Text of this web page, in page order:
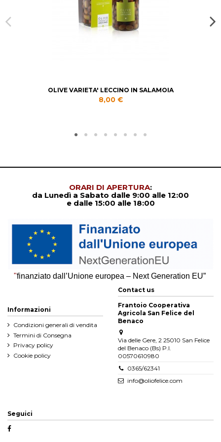
Trep
Riferimento
OLIVE VARIETA' LECCINO IN SALAMOIA
8,00 €
ORARI DI APERTURA:
da Lunedì a Sabato dalle 9:00 alle 12:00
e dalle 15:00 alle 18:00
"finanziato dall’Unione europea – Next Generation EU”
Informazioni
Condizioni generali di vendita
Termini di Consegna
Privacy policy
Cookie policy
Contact us
Frantoio Cooperativa
Agricola San Felice del
Benaco
Via delle Gere, 2 25010 San Felice
del Benaco (Bs) P.I.
00570610980
0365/62341
info@oliofelice.com
Seguici